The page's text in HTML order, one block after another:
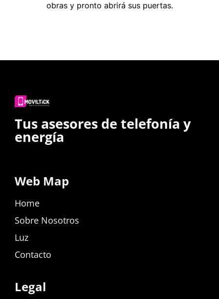
obras y pronto abrirá sus puertas.
Tus asesores de telefonía y
energía
Web Map
Home
Sobre Nosotros
Luz
Contacto
Legal